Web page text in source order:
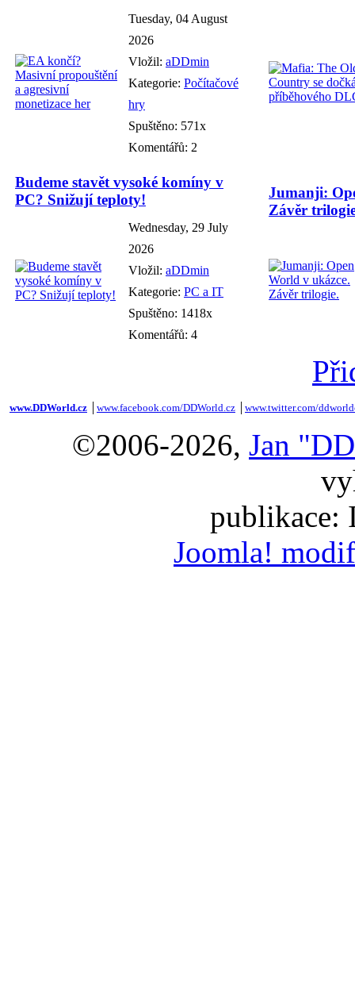
Tuesday, 04 August
2026
Vložil: aDDmin
Kategorie: Počítačové
hry
Spuštěno: 571x
Komentářů: 2
Budeme stavět vysoké komíny v
PC? Snižují teploty!
Wednesday, 29 July
2026
Vložil: aDDmin
Kategorie: PC a IT
Spuštěno: 1418x
Komentářů: 4
Jumanji:
Závěr
www.DDWorld.cz www.facebook.com/DDWorld.cz www.twitter.com/
©2006-2026, Jan
publikace:
Joomla!